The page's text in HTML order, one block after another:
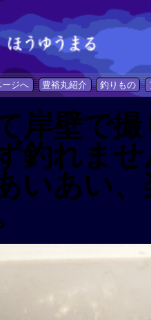
ージへ 豊裕丸紹介 釣りもの
岸壁で
釣れま
いあい